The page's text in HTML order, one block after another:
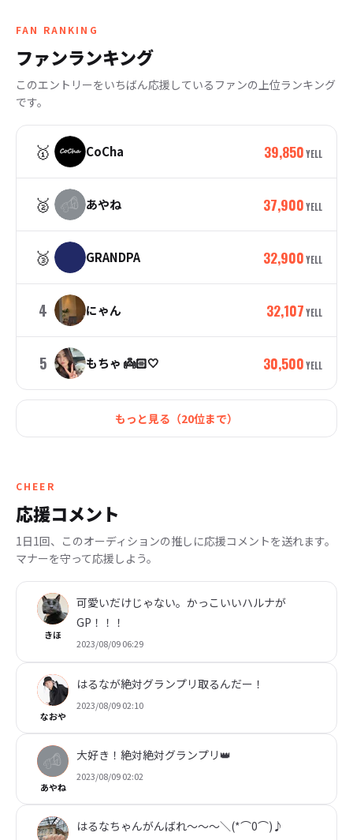
FAN RANKING
ファンランキング
このエントリーをいちばん応援しているファンの上位ランキング
です。
🥇 CoCha 39,850YELL
🥈 あやね 37,900YELL
🥉 GRANDPA 32,900YELL
4 にゃん 32,107YELL
5 もちゃ 👼🏻🤍 30,500YELL
もっと見る（20位まで）
CHEER
応援コメント
1日1回、このオーディションの推しに応援コメントを送れます。
マナーを守って応援しよう。
きほ
可愛いだけじゃない。かっこいいハルナが
GP！！！
2023/08/09 06:29
なおや
はるなが絶対グランプリ取るんだー！
2023/08/09 02:10
あやね
大好き！絶対絶対グランプリ👑
2023/08/09 02:02
はるなちゃんがんばれ〜〜〜＼(*⌒0⌒)♪